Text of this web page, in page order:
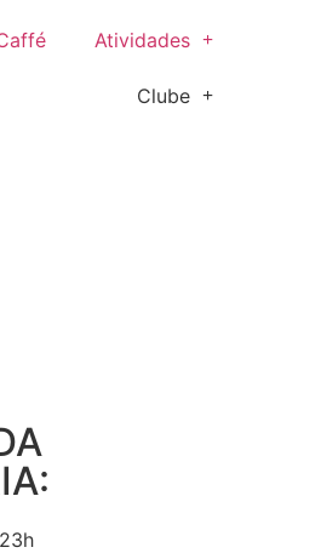
Atividades
Clube